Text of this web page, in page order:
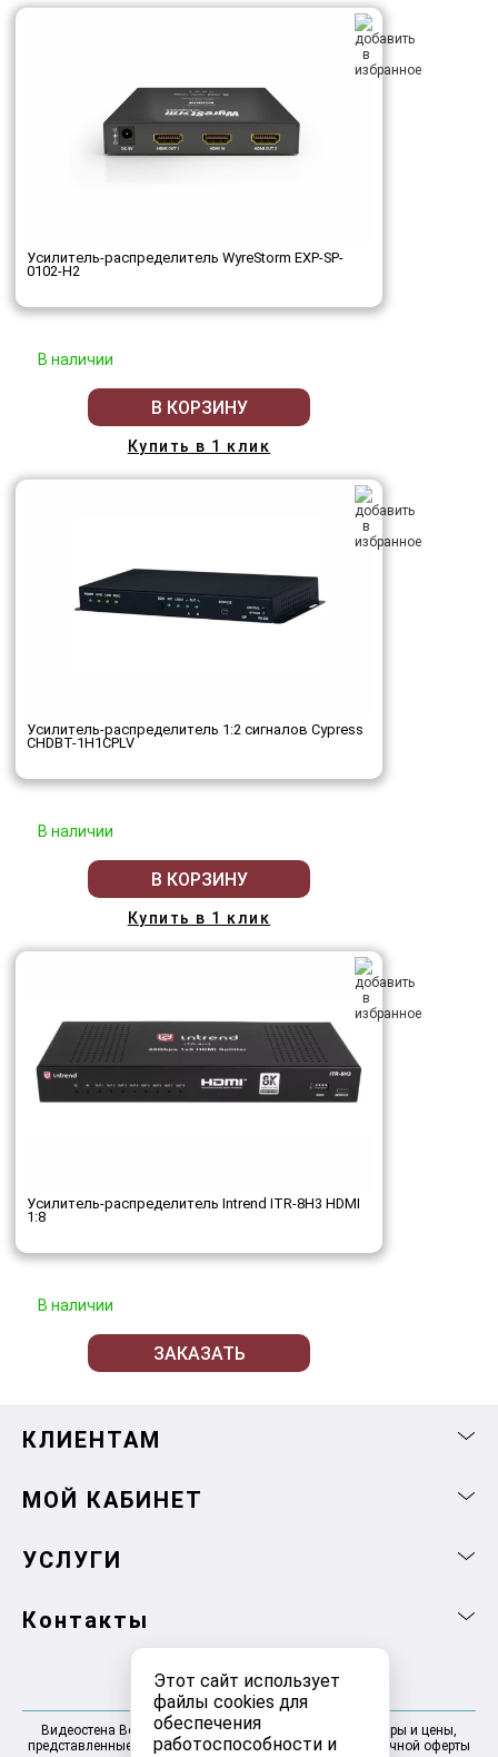
Этот сайт использует
файлы cookies для
обеспечения
работоспособности и
Усилитель-распределитель WyreStorm EXP-SP-
0102-H2
В наличии
В КОРЗИНУ
Купить в 1 клик
Усилитель-распределитель 1:2 сигналов Cypress
CHDBT-1H1CPLV
В наличии
В КОРЗИНУ
Купить в 1 клик
Усилитель-распределитель Intrend ITR-8H3 HDMI
1:8
В наличии
ЗАКАЗАТЬ
КЛИЕНТАМ
МОЙ КАБИНЕТ
УСЛУГИ
Контакты
Видеостена Волгоград 2025-2026 © Информация, товары и цены,
представленные на сайте, не являются договором публичной оферты